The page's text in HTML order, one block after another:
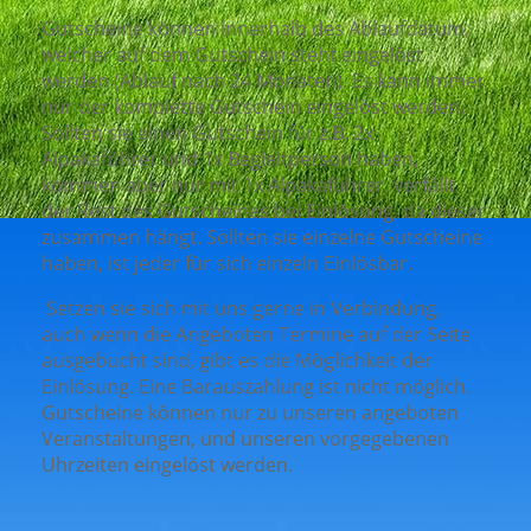
Gutscheine können innerhalb des Ablaufdatum,
welcher auf dem Gutschein steht eingelöst
werden (Ablauf nach 24 Monaten). Es kann immer
nur der komplette Gutschein eingelöst werden.
Sollten sie einen Gutschein für z.B. 2x
Alpakaführer und 1x Begleitperson haben,
kommen aber nur mit 1x Alpakaführer, verfällt
der Rest des Gutscheines bei Einlösung, da dieser
zusammen hängt. Sollten sie einzelne Gutscheine
haben, ist jeder für sich einzeln Einlösbar.
Setzen sie sich mit uns gerne in Verbindung,
auch wenn die Angeboten Termine auf der Seite
ausgebucht sind, gibt es die Möglichkeit der
Einlösung. Eine Barauszahlung ist nicht möglich.
Gutscheine können nur zu unseren angeboten
Veranstaltungen, und unseren vorgegebenen
Uhrzeiten eingelöst werden.